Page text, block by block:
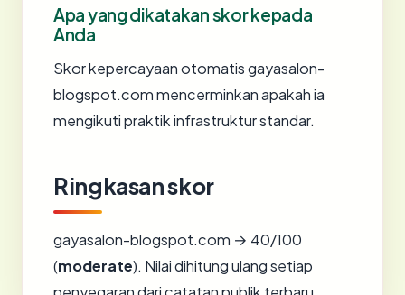
Apa yang dikatakan skor kepada
Anda
Skor kepercayaan otomatis gayasalon-
blogspot.com mencerminkan apakah ia
mengikuti praktik infrastruktur standar.
Ringkasan skor
gayasalon-blogspot.com → 40/100
(moderate). Nilai dihitung ulang setiap